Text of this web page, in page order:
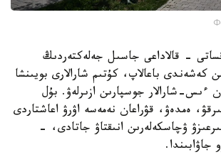
- قالاداعى جاسىل جەلەكتەردىڭ
باعالاپ، كۇتىم شارالارى بويىنشا
ءىس-شارالار جوسپارىن ازىرلەۋ. بۇل
ەمدەۋ، قۋراعان نەمەسە اۋرۋ اعاشتاردى
ۋچاسكەلەرىن انىقتاۋ جاتادى، -
جاۋابىندا.